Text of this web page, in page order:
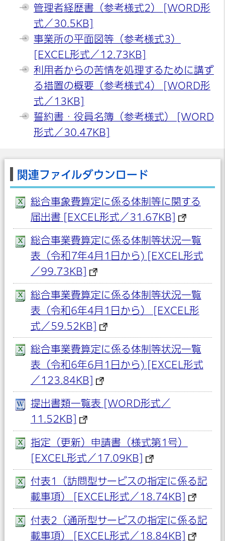
管理者経歴書（参考様式2） [WORD形
式／30.5KB]
事業所の平面図等（参考様式3）
[EXCEL形式／12.73KB]
利用者からの苦情を処理するために講ず
る措置の概要（参考様式4） [WORD形
式／13KB]
誓約書・役員名簿（参考様式） [WORD
形式／30.47KB]
関連ファイルダウンロード
総合事象費算定に係る体制等に関する
届出書 [EXCEL形式／31.67KB]
総合事業費算定に係る体制等状況一覧
表（令和7年4月1日から) [EXCEL形式
／99.73KB]
総合事業費算定に係る体制等状況一覧
表（令和6年4月1日から） [EXCEL形
式／59.52KB]
総合事業費算定に係る体制等状況一覧
表（令和6年6月1日から) [EXCEL形式
／123.84KB]
提出書類一覧表 [WORD形式／
11.52KB]
指定（更新）申請書（様式第1号）
[EXCEL形式／17.09KB]
付表1（訪問型サービスの指定に係る記
載事項） [EXCEL形式／18.74KB]
付表2（通所型サービスの指定に係る記
載事項） [EXCEL形式／18.84KB]